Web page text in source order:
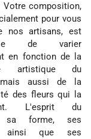
Votre composition,
pour vous
nos artisans, est
de varier
en fonction de la
artistique du
aussi de la
des fleurs qui la
L'esprit du
sa forme, ses
ainsi que ses